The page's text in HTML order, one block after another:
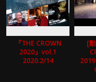
『THE CROWN
2020』vol.1
2020.2/14
[